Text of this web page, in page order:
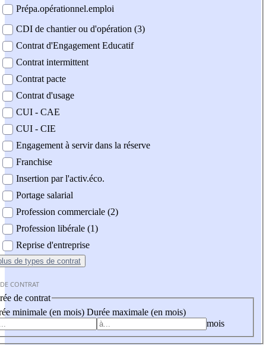
Prépa.opérationnel.emploi
CDI de chantier ou d'opération (3)
Contrat d'Engagement Educatif
Contrat intermittent
Contrat pacte
Contrat d'usage
CUI - CAE
CUI - CIE
Engagement à servir dans la réserve
Franchise
Insertion par l'activ.éco.
Portage salarial
Profession commerciale (2)
Profession libérale (1)
Reprise d'entreprise
de types de contrat
CONTRAT
de contrat
minimale (en mois) Durée maximale (en mois)
mois